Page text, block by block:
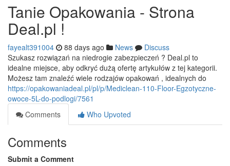
Tanie Opakowania - Strona
Deal.pl !
fayealt391004 88 days ago News
Discuss
Szukasz rozwiązań na niedrogie zabezpieczeń ? Deal.pl to
idealne miejsce, aby odkryć dużą ofertę artykułów z tej kategorii.
Możesz tam znaleźć wiele rodzajów opakowań , idealnych do
https://opakowaniadeal.pl/pl/p/Mediclean-110-Floor-Egzotyczne-
owoce-5L-do-podlogi/7561
Comments
Who Upvoted
Comments
Submit a Comment